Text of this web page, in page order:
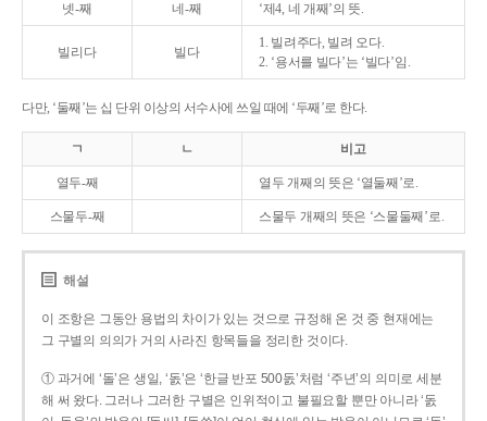
넷-째 네-째 ‘제4, 네 개째’의 뜻.
빌리다 빌다
1. 빌려주다, 빌려 오다.
2. ‘용서를 빌다’는 ‘빌다’임.
다만, ‘둘째’는 십 단위 이상의 서수사에 쓰일 때에 ‘두째’로 한다.
ㄱ ㄴ 비고
열두-째 열두 개째의 뜻은 ‘열둘째’로.
스물두-째 스물두 개째의 뜻은 ‘스물둘째’로.
해설
이 조항은 그동안 용법의 차이가 있는 것으로 규정해 온 것 중 현재에는
그 구별의 의의가 거의 사라진 항목들을 정리한 것이다.
① 과거에 ‘돌’은 생일, ‘돐’은 ‘한글 반포 500돐’처럼 ‘주년’의 의미로 세분
해 써 왔다. 그러나 그러한 구별은 인위적이고 불필요할 뿐만 아니라 ‘돐